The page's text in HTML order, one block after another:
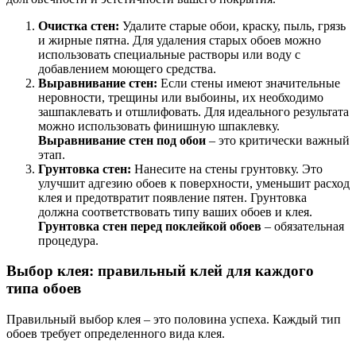
Очистка стен: Удалите старые обои, краску, пыль, грязь
и жирные пятна. Для удаления старых обоев можно
использовать специальные растворы или воду с
добавлением моющего средства.
Выравнивание стен: Если стены имеют значительные
неровности, трещины или выбоины, их необходимо
зашпаклевать и отшлифовать. Для идеального результата
можно использовать финишную шпаклевку.
Выравнивание стен под обои – это критически важный
этап.
Грунтовка стен: Нанесите на стены грунтовку. Это
улучшит адгезию обоев к поверхности, уменьшит расход
клея и предотвратит появление пятен. Грунтовка
должна соответствовать типу ваших обоев и клея.
Грунтовка стен перед поклейкой обоев – обязательная
процедура.
Выбор клея: правильный клей для каждого
типа обоев
Правильный выбор клея – это половина успеха. Каждый тип
обоев требует определенного вида клея.